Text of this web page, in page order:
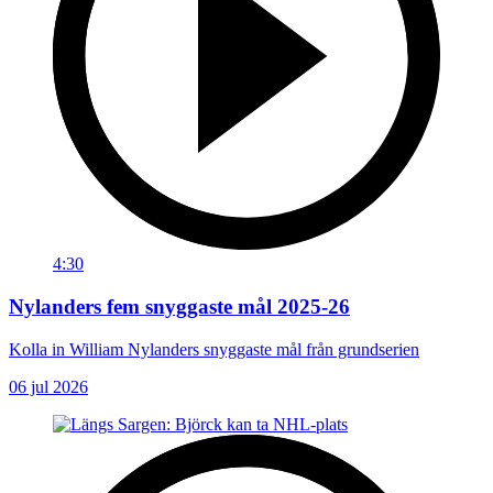
4:30
Nylanders fem snyggaste mål 2025-26
Kolla in William Nylanders snyggaste mål från grundserien
06 jul 2026